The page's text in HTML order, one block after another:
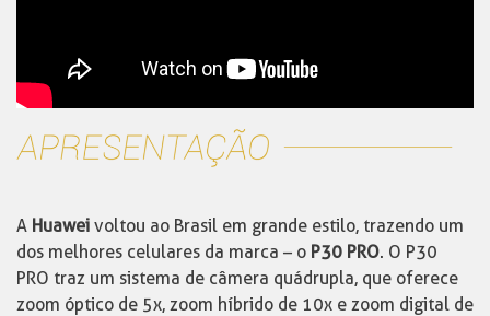
A Huawei voltou ao Brasil em grande estilo, trazendo um
dos melhores celulares da marca – o P30 PRO. O P30
PRO traz um sistema de câmera quádrupla, que oferece
zoom óptico de 5x, zoom híbrido de 10x e zoom digital de